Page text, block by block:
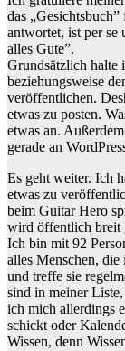
das
antwortet, ist per
alles Gute”.
Grundsätzlich halte
beziehungsweise
veröffentlichen.
etwas zu posten.
etwas an.
gerade an
Es geht weiter. Ich
etwas zu
beim Guitar Hero
wird öffentlich breit
Ich bin mit 92
alles Menschen,
und treffe sie
sind in meiner
ich mich allerdings
schickt oder
Wissen, denn